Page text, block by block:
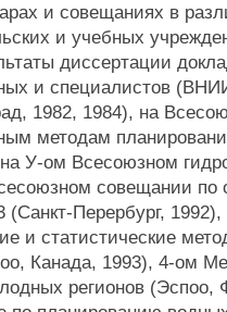
и совещаниях в
и учебных
диссертации
и специалистов
1982, 1984), на
методам
У-ом Всесоюзном
совещании по
Перербург,
и статистические
Канада, 1993), 4-ом
регионов (Эспоо,